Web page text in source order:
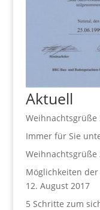
Aktuell
Weihnachtsgrüße
Immer für Sie
Weihnachtsgrüße
Möglichkeiten
12. August 2017
5 Schritte zum